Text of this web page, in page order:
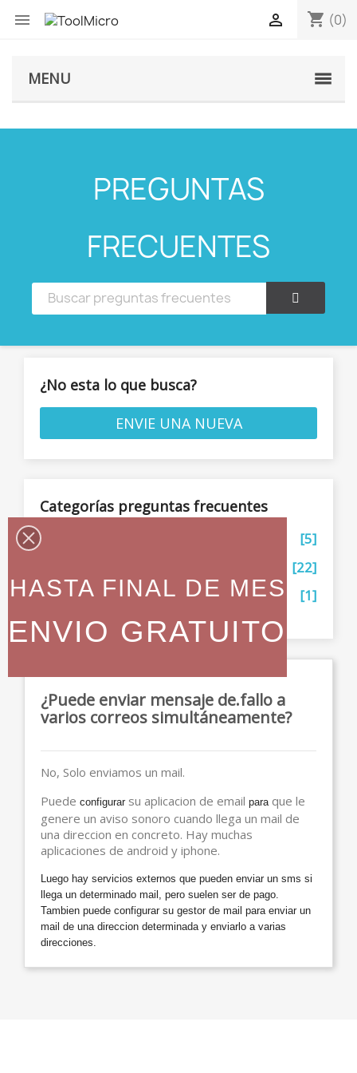
 shopping_cart (0)

MENU
PREGUNTAS
FRECUENTES
¿No esta lo que busca?
ENVIE UNA NUEVA
Categorías preguntas frecuentes
General
[5]
[22]
Abre puertas via WIFI
[1]
¿Puede enviar mensaje de.fallo a
varios correos simultáneamente?
No, Solo enviamos un mail.
Puede configurar su aplicacion de email paraque le
genere un aviso sonoro cuando llega un mail de
una direccion en concreto. Hay muchas
aplicaciones de android y iphone.
Luego hay servicios externos que pueden enviar un sms si
llega un determinado mail, pero suelen ser de pago.
Tambien puede configurar su gestor de mail para enviar un
mail de una direccion determinada y enviarlo a varias
direcciones.
HASTA FINAL DE MES
ENVIO GRATUITO